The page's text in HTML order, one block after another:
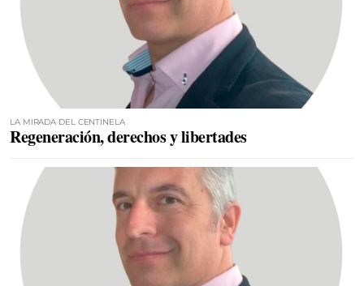
LA MIRADA DEL CENTINELA
Regeneración, derechos y libertades